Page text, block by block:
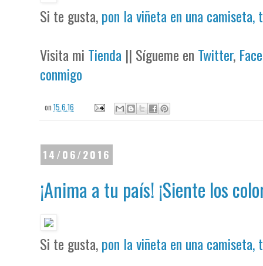
Si te gusta,pon la viñeta en una camiseta,
Visita mi Tienda || Sígueme en Twitter,
conmigo
on15.6.16
14/06/2016
¡Anima a tu país! ¡Siente los
Si te gusta,pon la viñeta en una camiseta,